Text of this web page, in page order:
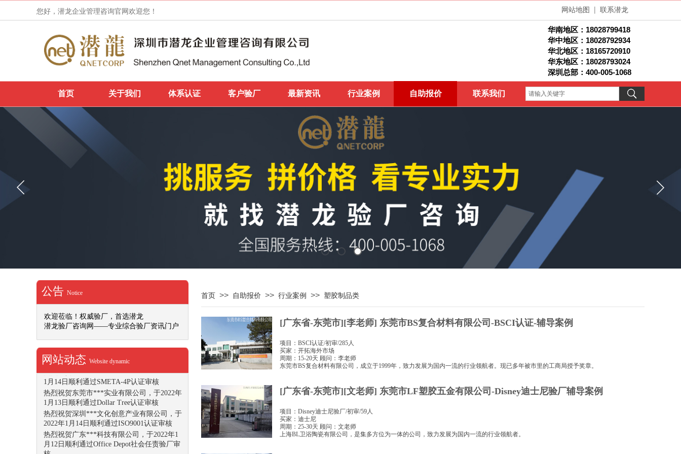
网站地图 | 联系潜龙
您好，潜龙企业管理咨询官网欢迎您！
华南地区： 18028799418
华中地区：18028792934
华北地区：18165720910
华东地区：18028793024
深圳总部：400-005-1068
关于我们 体系认证 客户验厂 最新资讯 行业案例
首页 自助报价 联系我们
欢迎莅临！权威验厂，首选潜龙
潜龙验厂咨询网——专业综合验厂资讯门户
IETP认证申请和证书的不同状态
热烈祝贺广州市***印刷有限公司，于2022年
1月14日顺利通过SMETA-4P认证审核
热烈祝贺东莞市***实业有限公司，于2022年
1月13日顺利通过Dollar Tree认证审核
热烈祝贺深圳***文化创意产业有限公司，于
2022年1月14日顺利通过ISO9001认证审核
热烈祝贺广东***科技有限公司，于2022年1
月12日顺利通过Office Depot社会任责验厂审
公告 Notice
网站动态 Website dynamic
首页 >> 自助报价 >> 行业案例 >> 塑胶制品类
[广东省-东莞市][李老师] 东莞市BS复合材料有限公司-BSCI认证-辅导案例
项目：BSCI认证/初审/285人
买家：开拓海外市场
周期：15-20天 顾问：李老师
东莞市BS复合材料有限公司，成立于1999年，致力发展为国内一流的行业领航者。现已多年被市里的工商局授予奖章。
[广东省-东莞市][文老师] 东莞市LF塑胶五金有限公司-Disney迪士尼验厂辅导案例
项目：Disney迪士尼验厂/初审/59人
买家：迪士尼
周期：25-30天 顾问：文老师
上海BL卫浴陶瓷有限公司，是集多方位为一体的公司，致力发展为国内一流的行业领航者。